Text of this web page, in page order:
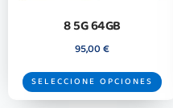
8 5G 64GB
95,00€
SELECCIONE OPCIONES